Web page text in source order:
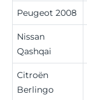
Peugeot 2008
Nissan
Qashqai
Citroën
Berlingo